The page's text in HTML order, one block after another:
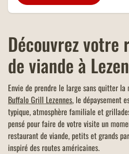
Découvrez votre
de viande à
Envie de prendre le large sans quitter
Buffalo Grill Lezennes, le dépaysement
typique, atmosphère familiale et
pensé pour faire de votre visite un
restaurant de viande, petits et grands
inspiré des routes américaines.